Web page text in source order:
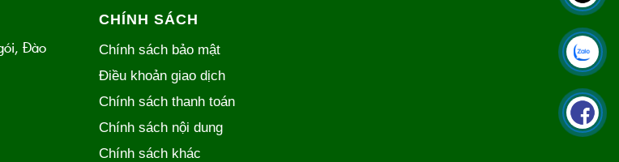
Đào
CHÍNH SÁCH
Chính sách bảo mật
Điều khoản giao dịch
Chính sách thanh toán
Chính sách nội dung
Chính sách khác